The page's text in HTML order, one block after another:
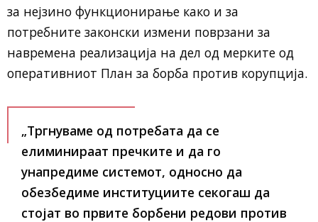
за нејзино функционирање како и за
потребните законски измени поврзани за
навремена реализација на дел од мерките од
оперативниот План за борба против корупција.
„Тргнуваме од потребата да се
елиминираат пречките и да го
унапредиме системот, односно да
обезбедиме институциите секогаш да
стојат во првите борбени редови против